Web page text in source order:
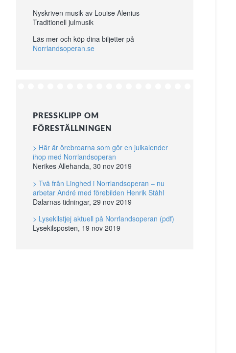
Nyskriven musik av Louise Alenius
Traditionell julmusik
Läs mer och köp dina biljetter på
Norrlandsoperan.se
PRESSKLIPP OM
FÖRESTÄLLNINGEN
> Här är örebroarna som gör en julkalender
ihop med Norrlandsoperan
Nerikes Allehanda, 30 nov 2019
> Två från Linghed i Norrlandsoperan – nu
arbetar André med förebilden Henrik Ståhl
Dalarnas tidningar, 29 nov 2019
> Lysekilstjej aktuell på Norrlandsoperan (pdf)
Lysekilsposten, 19 nov 2019